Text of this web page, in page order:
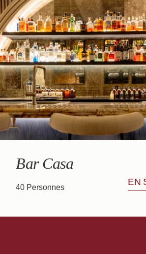
Bar Casa
40 Personnes
EN
La MaisonLes Chambres
Séminaires & Evènements
Nos PartenairesNos
Offres & ActualitésAccès